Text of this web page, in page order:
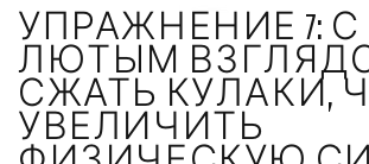
УПРАЖНЕНИЕ 7: С
ЛЮТЫМ
СЖАТЬ КУЛАКИ,
УВЕЛИЧИТЬ